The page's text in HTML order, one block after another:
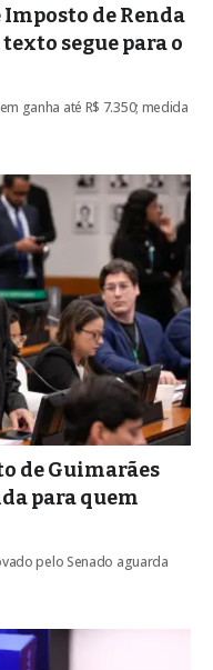
de Renda
segue para o
ganha até R$ 7.350; medida
de Guimarães
para quem
pelo Senado aguarda